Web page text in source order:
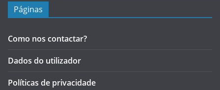
Páginas
Como nos contactar?
Dados do utilizador
Políticas de privacidade